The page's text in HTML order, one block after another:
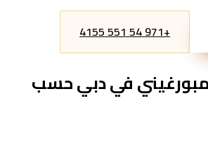
+971 54 551 4155
في دبي حسب